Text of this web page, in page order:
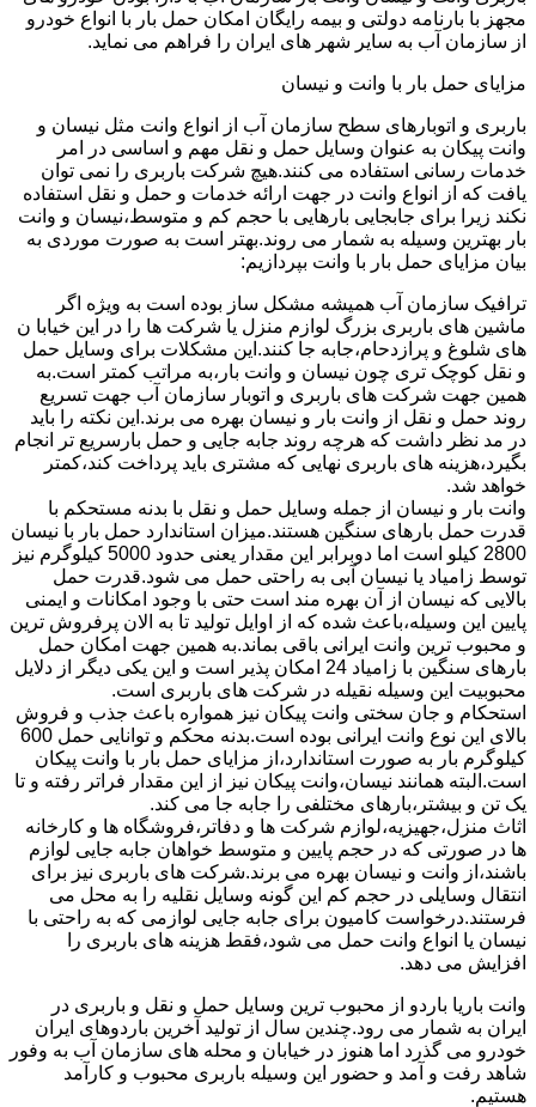
مجهز با بارنامه دولتی و بیمه رایگان امکان حمل بار با انواع خودرو
از سازمان آب به سایر شهر های ایران را فراهم می نماید.
مزایای حمل بار با وانت و نیسان
باربری و اتوبارهای سطح سازمان آب از انواع وانت مثل نیسان و
وانت پیکان به عنوان وسایل حمل و نقل مهم و اساسی در امر
خدمات رسانی استفاده می کنند.هیچ شرکت باربری را نمی توان
یافت که از انواع وانت در جهت ارائه خدمات و حمل و نقل استفاده
نکند زیرا برای جابجایی بارهایی با حجم کم و متوسط،نیسان و وانت
بار بهترین وسیله به شمار می روند.بهتر است به صورت موردی به
بیان مزایای حمل بار با وانت بپردازیم:
ترافیک سازمان آب همیشه مشکل ساز بوده است به ویژه اگر
ماشین های باربری بزرگ لوازم منزل یا شرکت ها را در این خیابا ن
های شلوغ و پرازدحام،جابه جا کنند.این مشکلات برای وسایل حمل
و نقل کوچک تری چون نیسان و وانت بار،به مراتب کمتر است.به
همین جهت شرکت های باربری و اتوبار سازمان آب جهت تسریع
روند حمل و نقل از وانت بار و نیسان بهره می برند.این نکته را باید
در مد نظر داشت که هرچه روند جابه جایی و حمل بارسریع تر انجام
بگیرد،هزینه های باربری نهایی که مشتری باید پرداخت کند،کمتر
خواهد شد.
وانت بار و نیسان از جمله وسایل حمل و نقل با بدنه مستحکم با
قدرت حمل بارهای سنگین هستند.میزان استاندارد حمل بار با نیسان
2800 کیلو است اما دوبرابر این مقدار یعنی حدود 5000 کیلوگرم نیز
توسط زامیاد یا نیسان آبی به راحتی حمل می شود.قدرت حمل
بالایی که نیسان از آن بهره مند است حتی با وجود امکانات و ایمنی
پایین این وسیله،باعث شده که از اوایل تولید تا به الان پرفروش ترین
و محبوب ترین وانت ایرانی باقی بماند.به همین جهت امکان حمل
بارهای سنگین با زامیاد 24 امکان پذیر است و این یکی دیگر از دلایل
محبوبیت این وسیله نقیله در شرکت های باربری است.
استحکام و جان سختی وانت پیکان نیز همواره باعث جذب و فروش
بالای این نوع وانت ایرانی بوده است.بدنه محکم و توانایی حمل 600
کیلوگرم بار به صورت استاندارد،از مزایای حمل بار با وانت پیکان
است.البته همانند نیسان،وانت پیکان نیز از این مقدار فراتر رفته و تا
یک تن و بیشتر،بارهای مختلفی را جابه جا می کند.
اثاث منزل،جهیزیه،لوازم شرکت ها و دفاتر،فروشگاه ها و کارخانه
ها در صورتی که در حجم پایین و متوسط خواهان جابه جایی لوازم
باشند،از وانت و نیسان بهره می برند.شرکت های باربری نیز برای
انتقال وسایلی در حجم کم این گونه وسایل نقلیه را به محل می
فرستند.درخواست کامیون برای جابه جایی لوازمی که به راحتی با
نیسان یا انواع وانت حمل می شود،فقط هزینه های باربری را
افزایش می دهد.
وانت باریا باردو از محبوب ترین وسایل حمل و نقل و باربری در
ایران به شمار می رود.چندین سال از تولید آخرین باردوهای ایران
خودرو می گذرد اما هنوز در خیابان و محله های سازمان آب به وفور
شاهد رفت و آمد و حضور این وسیله باربری محبوب و کارآمد
هستیم.